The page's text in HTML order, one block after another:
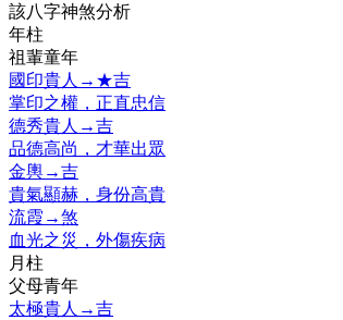
該八字神煞分析
年柱
祖輩童年
國印貴人 → ★吉
掌印之權，正直忠信
德秀貴人 →吉
品德高尚，才華出眾
金輿→吉
貴氣顯赫，身份高貴
流霞 →煞
血光之災，外傷疾病
月柱
父母青年
太極貴人 →吉